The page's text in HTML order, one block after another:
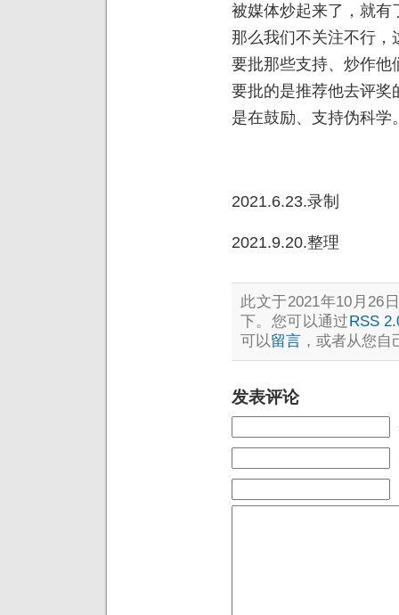
被媒体炒起来了，就有
那么我们不关注不行，
要批那些支持、炒作他
要批的是推荐他去评奖
是在鼓励、支持伪科学
2021.6.23.录制
2021.9.20.整理
此文于2021年10月26
下。您可以通过 RSS
可以留言 ，或者从您自
发表评论